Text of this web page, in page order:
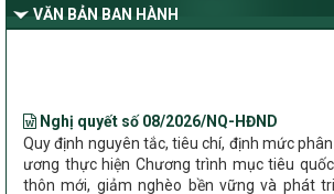
Bộ Dân tộc và Tôn giáo làm việc với UBND
hiện các Chương trình mục tiêu quốc gia trên
VĂN BẢN BAN HÀNH
ương thực hiện Chương trình mục tiêu quốc
thôn mới, giảm nghèo bền vững và phát
vùng đồng bào dân tộc thiểu số và miền
2030 trên địa bàn tỉnh Nghệ An